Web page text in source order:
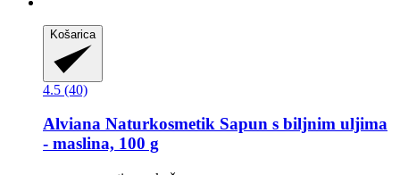
Košarica
4.5 (40)
Alviana Naturkosmetik Sapun s biljnim uljima
-​ maslina, 100 g